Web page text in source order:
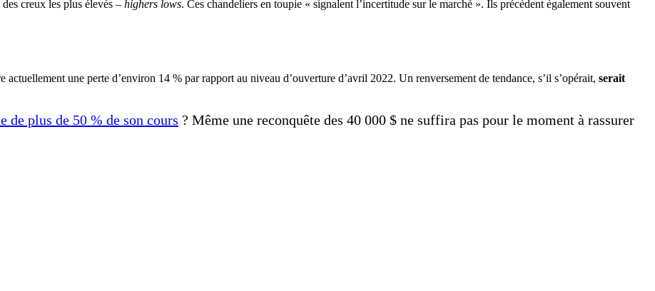
creux les plus élevés – highers lows. Ces chandeliers en toupie « signalent l’incertitude sur le marché ». Ils précèdent également souvent
une perte d’environ 14 % par rapport au niveau d’ouverture d’avril 2022. Un renversement de tendance, s’il s’opérait, serait
de plus de 50 % de son cours ? Même une reconquête des 40 000 $ ne suffira pas pour le moment à rassurer